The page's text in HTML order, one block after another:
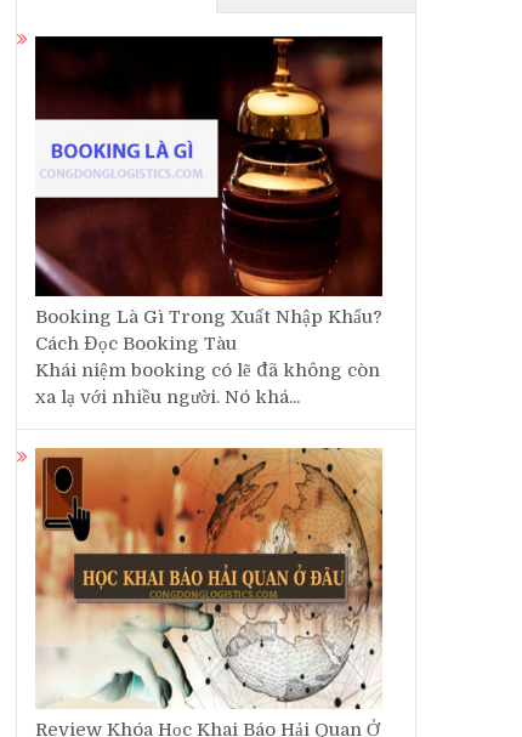
Booking Là Gì Trong Xuất Nhập Khẩu?
Cách Đọc Booking Tàu
Khái niệm booking có lẽ đã không còn
xa lạ với nhiều người. Nó khá...
Review Khóa Học Khai Báo Hải Quan Ở